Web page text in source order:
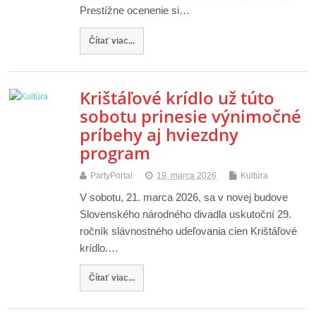
Prestížne ocenenie si…
Čítať viac...
Krištáľové krídlo už túto
sobotu prinesie výnimočné
príbehy aj hviezdny
program
PartyPortal 19. marca 2026 Kultúra
V sobotu, 21. marca 2026, sa v novej budove
Slovenského národného divadla uskutoční 29.
ročník slávnostného udeľovania cien Krištáľové
krídlo.…
Čítať viac...